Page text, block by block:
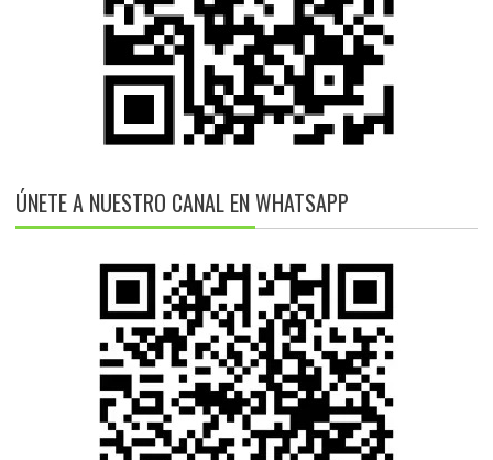
ÚNETE A NUESTRO CANAL EN WHATSAPP